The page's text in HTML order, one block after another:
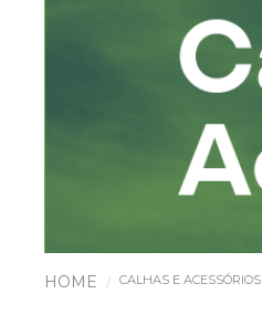
CALHAS E ACESSÓRIOS